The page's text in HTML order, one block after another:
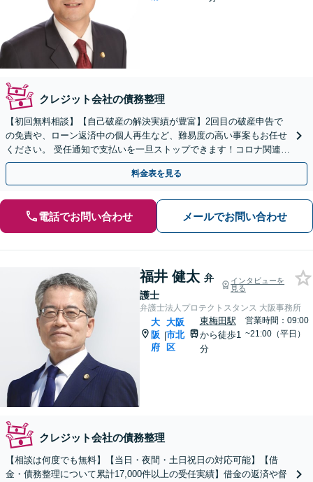
クレジット会社の債務整理
【初回無料相談】【自己破産の解決実績が豊富】2回目の破産申告で
の免責や、ローン返済中の個人再生など、難易度の高い事案もお任せ
ください。 受任通知で支払いを一旦ストップできます！コロナ関連の
法人破産などもご相談ください【今川駅2分】
料金表を見る
電話でお問い合わせ メールでお問い合わせ
福井 健太 弁
護士
インタビューを
見る
弁護士法人プロテクトスタンス 大阪事務所
大
阪
府
|
大阪
市北
区
東梅田駅
から徒歩1
分
営業時間：09:00
~21:00（平日）
クレジット会社の債務整理
【相談は何度でも無料】【当日・夜間・土日祝日の対応可能】【借
金・債務整理について累計17,000件以上の受任実績】借金の返済や督